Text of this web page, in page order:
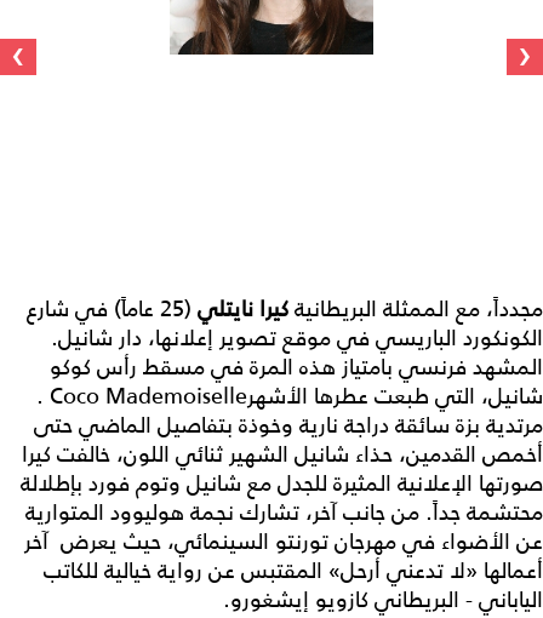
‹
›
مجدداً، مع الممثلة البريطانيةكيرا نايتلي
(25 عاماً) في شارع
الكونكورد الباريسي في موقع تصوير إعلانها، دار شانيل.
المشهد فرنسي بامتياز هذه المرة في مسقط رأس كوكو
شانيل، التي طبعت عطرها الأشهرCoco Mademoiselle .
مرتدية بزة سائقة دراجة نارية وخوذة بتفاصيل الماضي حتى
أخمص القدمين، حذاء شانيل الشهير ثنائي اللون، خالفت كيرا
صورتها الإعلانية المثيرة للجدل مع شانيل وتوم فورد بإطلالة
محتشمة جداً. من جانب آخر، تشارك نجمة هوليوود المتوارية
عن الأضواء في مهرجان تورنتو السينمائي، حيث يعرض آخر
أعمالها «لا تدعني أرحل» المقتبس عن رواية خيالية للكاتب
الياباني - البريطاني كازويو إيشغورو.